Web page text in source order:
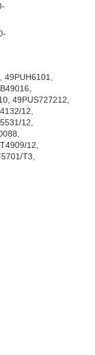
49PUS727212,
12,
12,
12,
T3,